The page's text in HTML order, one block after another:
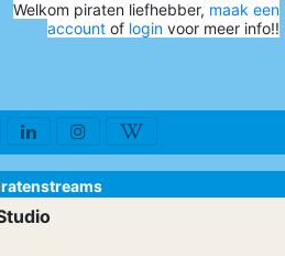
Welkom piraten liefhebber, maak een
account of login voor meer info!!